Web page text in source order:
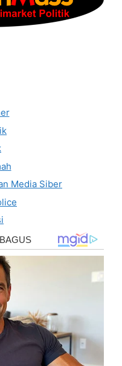
Media Siber